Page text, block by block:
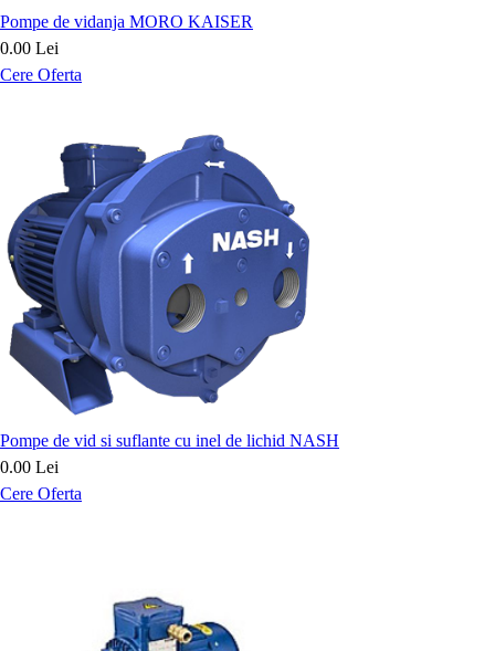
Pompe de vidanja MORO KAISER
0.00 Lei
Cere Oferta
Pompe de vid si suflante cu inel de lichid NASH
0.00 Lei
Cere Oferta